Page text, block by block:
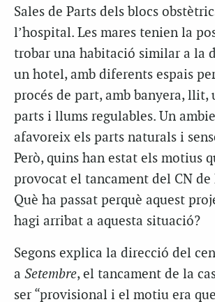
Sales de Parts dels blocs
l’hospital. Les mares tenien la
trobar una habitació similar a la
un hotel, amb diferents espais
procés de part, amb banyera, llit,
parts i llums regulables. Un
afavoreix els parts naturals i
Però, quins han estat els motius
provocat el tancament del CN
Què ha passat perquè aquest
hagi arribat a aquesta situació?
Segons explica la direcció del
a Setembre, el tancament de la
ser “provisional i el motiu era